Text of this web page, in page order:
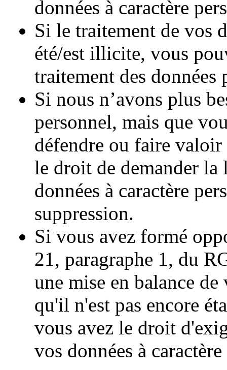
données à caractère
Si le traitement de vos
été/est illicite, vous
traitement des
Si nous n’avons plus
personnel, mais que
défendre ou faire
le droit de demander
données à caractère
suppression.
Si vous avez formé
21, paragraphe 1, du
une mise en balance
qu'il n'est pas encore
vous avez le droit
vos données à